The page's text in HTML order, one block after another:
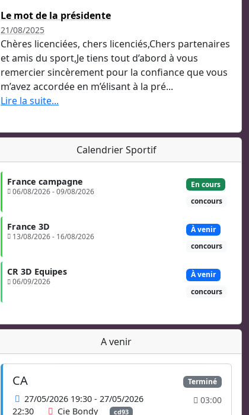
Le mot de la présidente
21/08/2025
Chères licenciées, chers licenciés,Chers partenaires
et amis du sport,Je tiens tout d’abord à vous
remercier sincèrement pour la confiance que vous
m’avez accordée en m’élisant à la pré...
Lire la suite...
Calendrier Sportif
France campagne
06/08/2026 - 09/08/2026
En cours
concours
France 3D
13/08/2026 - 16/08/2026
À venir
concours
CR 3D Equipes
06/09/2026
À venir
concours
A venir
CA
27/05/2026 19:30 - 27/05/2026
22:30
Cie Bondy cd93
Terminé
03:00